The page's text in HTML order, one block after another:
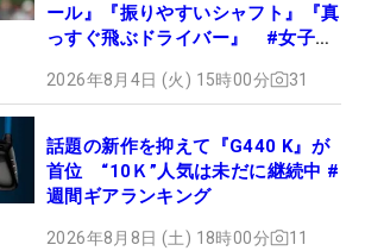
ール』『振りやすいシャフト』『真
っすぐ飛ぶドライバー』 #女子プ
2026年8月4日 (火) 15時00分 31
話題の新作を抑えて『G440 K』が
首位 “10Ｋ”人気は未だに継続中 #
週間ギアランキング
2026年8月8日 (土) 18時00分 11